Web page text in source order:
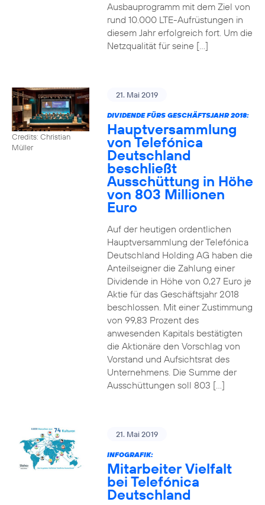
Ausbauprogramm mit dem Ziel von
rund 10.000 LTE-Aufrüstungen in
diesem Jahr erfolgreich fort. Um die
Netzqualität für seine […]
Credits: Christian
Müller
21. Mai 2019
DIVIDENDE FÜRS GESCHÄFTSJAHR 2018:
Hauptversammlung
von Telefónica
Deutschland
beschließt
Ausschüttung in Höhe
von 803 Millionen
Euro
Auf der heutigen ordentlichen
Hauptversammlung der Telefónica
Deutschland Holding AG haben die
Anteilseigner die Zahlung einer
Dividende in Höhe von 0,27 Euro je
Aktie für das Geschäftsjahr 2018
beschlossen. Mit einer Zustimmung
von 99,83 Prozent des
anwesenden Kapitals bestätigten
die Aktionäre den Vorschlag von
Vorstand und Aufsichtsrat des
Unternehmens. Die Summe der
Ausschüttungen soll 803 […]
21. Mai 2019
INFOGRAFIK:
Mitarbeiter Vielfalt
bei Telefónica
Deutschland